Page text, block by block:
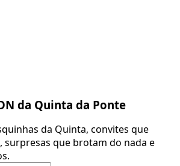
da Quinta da Ponte
da Quinta, convites que
surpresas que brotam do nada e